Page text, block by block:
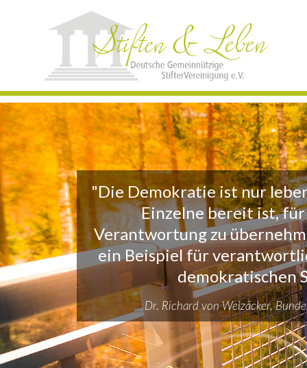
"Die Demokratie ist nur
Einzelne bereit ist, für
Verantwortung zu
ein Beispiel für
demokratischen
Dr. Richard von Weizäcker,